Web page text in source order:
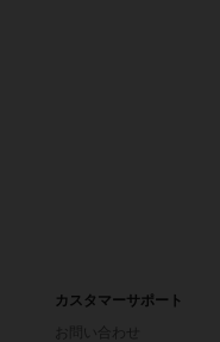
カスタマーサポート
お問い合わせ